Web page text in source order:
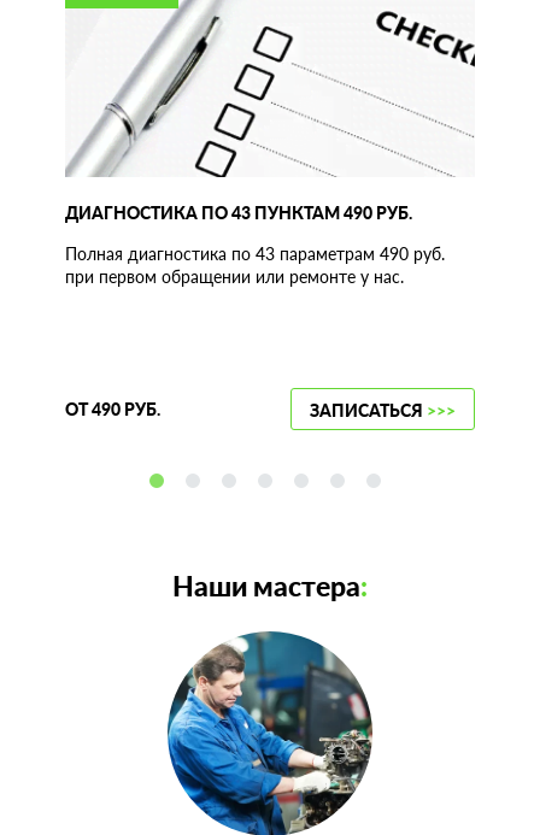
ДИАГНОСТИКА ПО 43 ПУНКТАМ 490 РУБ.
Полная диагностика по 43 параметрам 490 руб.
при первом обращении или ремонте у нас.
ОТ 490 РУБ. ЗАПИСАТЬСЯ >>>
Наши мастера: